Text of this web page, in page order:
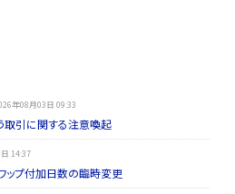
年08月03日 09:33
取引に関する注意喚起
14:37
ップ付加日数の臨時変更